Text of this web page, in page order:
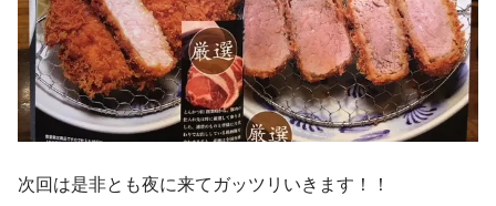
次回は是非とも夜に来てガッツリいきます！！